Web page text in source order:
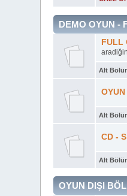
DEMO OYUN -
FULL
Alt
Alt
CD -
Alt
OYUN DIŞI